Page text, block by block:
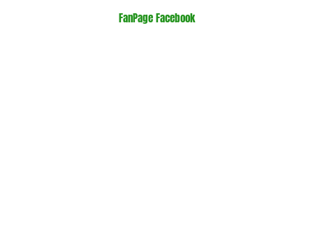
FanPage Facebook